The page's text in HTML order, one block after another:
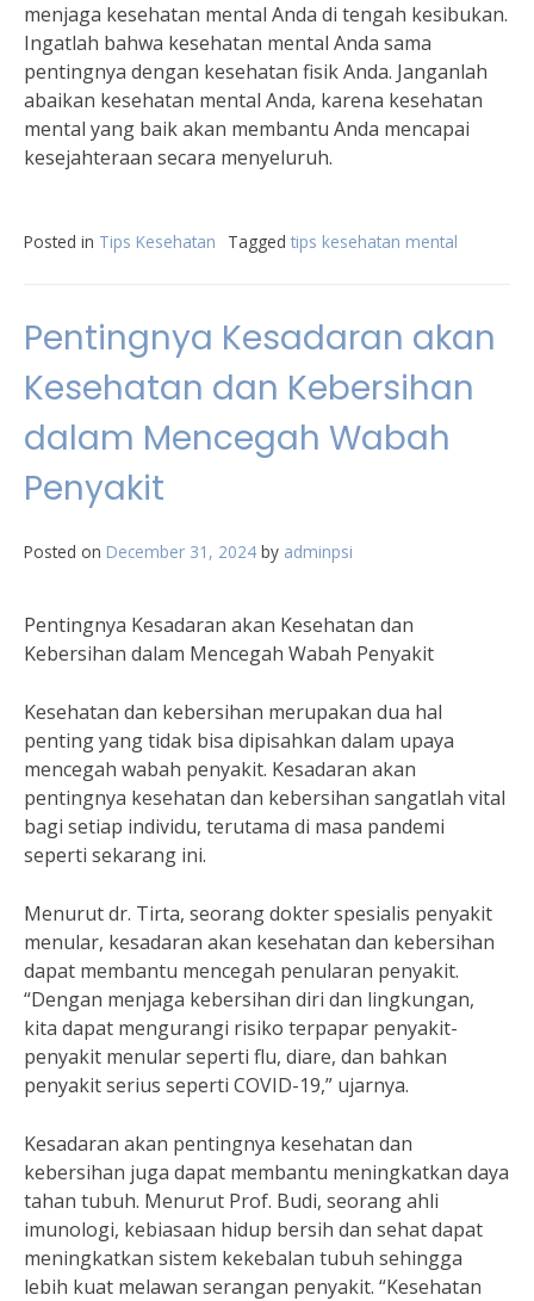
menjaga kesehatan mental Anda di tengah kesibukan.
Ingatlah bahwa kesehatan mental Anda sama
pentingnya dengan kesehatan fisik Anda. Janganlah
abaikan kesehatan mental Anda, karena kesehatan
mental yang baik akan membantu Anda mencapai
kesejahteraan secara menyeluruh.
Posted in Tips Kesehatan Tagged tips kesehatan mental
Pentingnya Kesadaran akan
Kesehatan dan Kebersihan
dalam Mencegah Wabah
Penyakit
Posted on December 31, 2024 by adminpsi
Pentingnya Kesadaran akan Kesehatan dan
Kebersihan dalam Mencegah Wabah Penyakit
Kesehatan dan kebersihan merupakan dua hal
penting yang tidak bisa dipisahkan dalam upaya
mencegah wabah penyakit. Kesadaran akan
pentingnya kesehatan dan kebersihan sangatlah vital
bagi setiap individu, terutama di masa pandemi
seperti sekarang ini.
Menurut dr. Tirta, seorang dokter spesialis penyakit
menular, kesadaran akan kesehatan dan kebersihan
dapat membantu mencegah penularan penyakit.
“Dengan menjaga kebersihan diri dan lingkungan,
kita dapat mengurangi risiko terpapar penyakit-
penyakit menular seperti flu, diare, dan bahkan
penyakit serius seperti COVID-19,” ujarnya.
Kesadaran akan pentingnya kesehatan dan
kebersihan juga dapat membantu meningkatkan daya
tahan tubuh. Menurut Prof. Budi, seorang ahli
imunologi, kebiasaan hidup bersih dan sehat dapat
meningkatkan sistem kekebalan tubuh sehingga
lebih kuat melawan serangan penyakit. “Kesehatan